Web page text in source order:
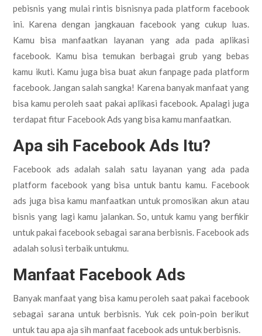
pebisnis yang mulai rintis bisnisnya pada platform facebook
ini. Karena dengan jangkauan facebook yang cukup luas.
Kamu bisa manfaatkan layanan yang ada pada aplikasi
facebook. Kamu bisa temukan berbagai grub yang bebas
kamu ikuti. Kamu juga bisa buat akun fanpage pada platform
facebook. Jangan salah sangka! Karena banyak manfaat yang
bisa kamu peroleh saat pakai aplikasi facebook. Apalagi juga
terdapat fitur Facebook Ads yang bisa kamu manfaatkan.
Apa sih Facebook Ads Itu?
Facebook ads adalah salah satu layanan yang ada pada
platform facebook yang bisa untuk bantu kamu. Facebook
ads juga bisa kamu manfaatkan untuk promosikan akun atau
bisnis yang lagi kamu jalankan. So, untuk kamu yang berfikir
untuk pakai facebook sebagai sarana berbisnis. Facebook ads
adalah solusi terbaik untukmu.
Manfaat Facebook Ads
Banyak manfaat yang bisa kamu peroleh saat pakai facebook
sebagai sarana untuk berbisnis. Yuk cek poin-poin berikut
untuk tau apa aja sih manfaat facebook ads untuk berbisnis.